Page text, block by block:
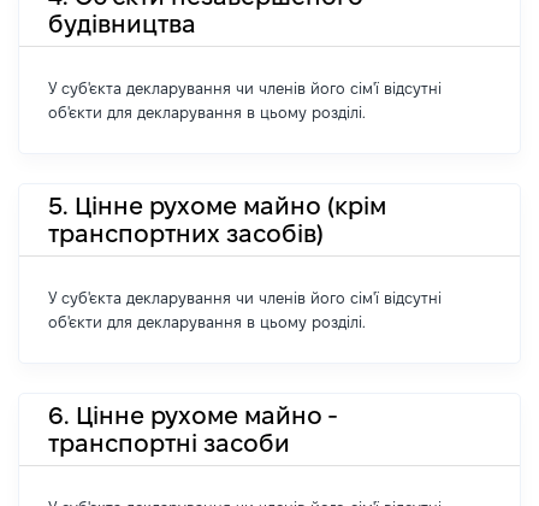
будівництва
У суб'єкта декларування чи членів його сім'ї відсутні
об'єкти для декларування в цьому розділі.
5. Цінне рухоме майно (крім
транспортних засобів)
У суб'єкта декларування чи членів його сім'ї відсутні
об'єкти для декларування в цьому розділі.
6. Цінне рухоме майно -
транспортні засоби